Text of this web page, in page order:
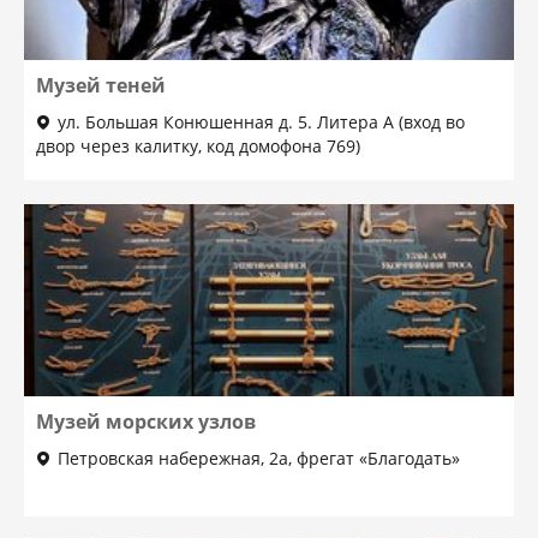
Музей теней
ул. Большая Конюшенная д. 5. Литера А (вход во
двор через калитку, код домофона 769)
Музей морских узлов
Петровская набережная, 2а, фрегат «Благодать»